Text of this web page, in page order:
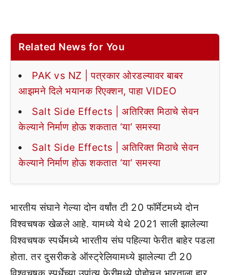
Related News for You
PAK vs NZ | पत्रकार ओरडल्यावर बाबर
आझमने दिले भयानक रिएक्शन, पाहा VIDEO
Salt Side Effects | अतिरिक्त मिठाचे सेवन
केल्याने निर्माण होऊ शकतात ‘या’ समस्या
Salt Side Effects | अतिरिक्त मिठाचे सेवन
केल्याने निर्माण होऊ शकतात ‘या’ समस्या
भारतीय संघाने गेल्या दोन वर्षांत टी 20 फॉर्मेटमध्ये दोन
विश्वचषक खेळले आहे. यामध्ये येथे 2021 साली झालेल्या
विश्वचषक स्पर्धेमध्ये भारतीय संघ पहिल्या फेरीत बाहेर पडला
होता. तर दुसरीकडे ऑस्ट्रेलियामध्ये झालेल्या टी 20